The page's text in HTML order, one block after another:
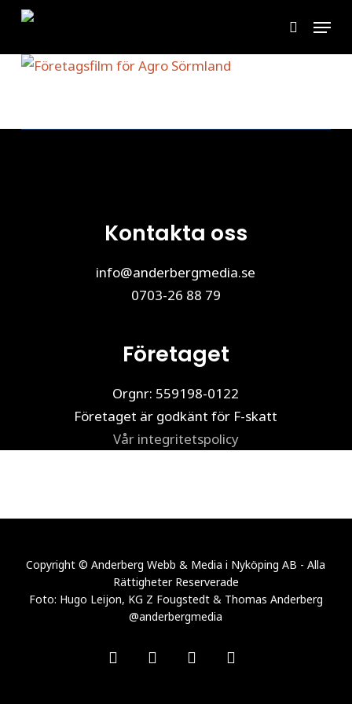
Skip
main
search
Menu
Kontakta oss
info@anderbergmedia.se
0703-26 88 79
Företaget
Orgnr: 559198-0122
Företaget är godkänt för F-skatt
Vår integritetspolicy
Copyright © Anderberg Webb & Media i Nyköping AB - Alla
Rättigheter Reserverade
Foto: Hugo Leijon, KG Z Fougstedt & Thomas Anderberg
@anderbergmedia
facebooklinkedin youtubeinstagram